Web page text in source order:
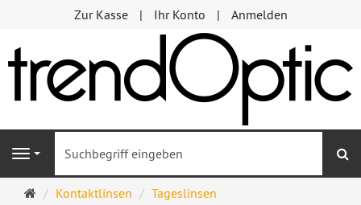
Zur Kasse Ihr Konto Anmelden
Navigation
Startseite
Kontaktlinsen
Tageslinsen